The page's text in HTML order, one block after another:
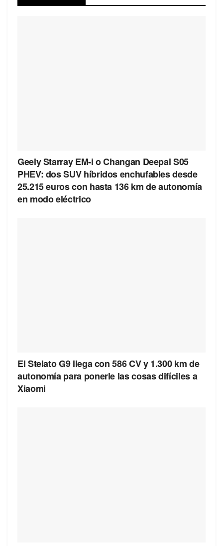
Geely Starray EM-i o Changan Deepal S05
PHEV: dos SUV híbridos enchufables desde
25.215 euros con hasta 136 km de autonomía
en modo eléctrico
El Stelato G9 llega con 586 CV y 1.300 km de
autonomía para ponerle las cosas difíciles a
Xiaomi